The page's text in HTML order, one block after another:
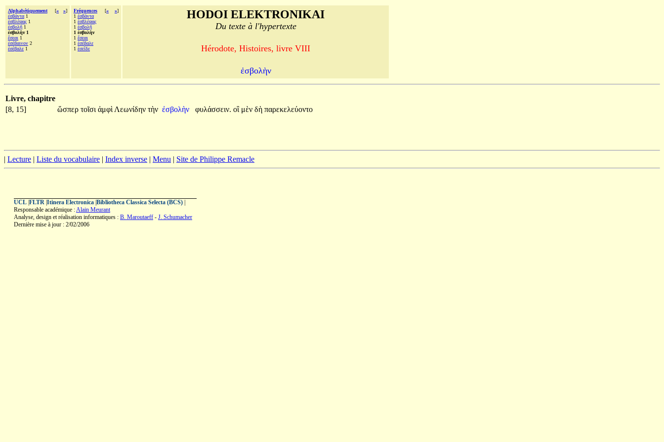
Alphabétiquement [« »]
ἐσβάντα 1
ἐσβλέψας 1
ἐσβολῇ 1
ἐσβολὴν 1
ἔσεαι 1
ἐσέβαινον 2
ἐσέβαλε 1
Fréquences [« »]
1 ἐσβάντα
1 ἐσβλέψας
1 ἐσβολῇ
1 ἐσβολὴν
1 ἔσεαι
1 ἐσέβαλε
1 ἐσεῖδε
HODOI ELEKTRONIKAI
Du texte à l'hypertexte
Hérodote, Histoires, livre VIII
ἐσβολὴν
Livre, chapitre
[8, 15]
ὥσπερ τοῖσι ἀμφὶ Λεωνίδην τὴν ἐσβολὴν φυλάσσειν. οἳ μὲν δὴ παρεκελεύοντο
| Lecture | Liste du vocabulaire | Index inverse | Menu | Site de Philippe Remacle
UCL FLTR Itinera Electronica Bibliotheca Classica Selecta (BCS)
Responsable académique :Alain Meurant
Analyse, design et réalisation informatiques : B. Maroutaeff - J. Schumacher
Dernière mise à jour : 2/02/2006